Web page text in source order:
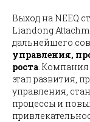
Выход на NEEQ
Liandong
дальнейшего
управления,
роста. Компания
этап развития,
управления,
процессы и